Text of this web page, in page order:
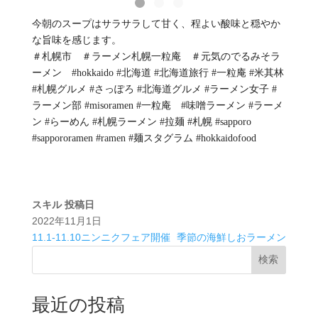
今朝のスープはサラサラして甘く、程よい酸味と穏やか
な旨味を感じます。
＃札幌市 ＃ラーメン札幌一粒庵 ＃元気のでるみそラ
ーメン #hokkaido #北海道 #北海道旅行 #一粒庵 #米其林
#札幌グルメ #さっぽろ #北海道グルメ #ラーメン女子 #
ラーメン部 #misoramen #一粒庵 #味噌ラーメン #ラーメ
ン #らーめん #札幌ラーメン #拉麺 #札幌 #sapporo
#sappororamen #ramen #麺スタグラム #hokkaidofood
スキル 投稿日
2022年11月1日
11.1-11.10ニンニクフェア開催 季節の海鮮しおラーメン
検索
最近の投稿